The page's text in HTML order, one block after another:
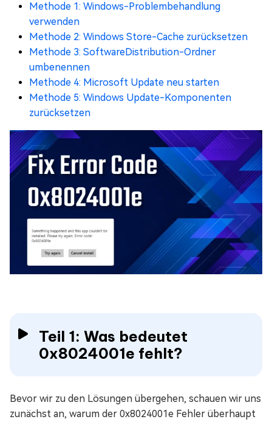
Methode 1: Windows-Problembehandlung
verwenden
Methode 2: Windows Store-Cache zurücksetzen
Methode 3: SoftwareDistribution-Ordner
umbenennen
Methode 4: Microsoft Update neu starten
Methode 5: Windows Update-Komponenten
zurücksetzen
Teil 1: Was bedeutet
0x8024001e fehlt?
Bevor wir zu den Lösungen übergehen, schauen wir uns
zunächst an, warum der 0x8024001e Fehler überhaupt